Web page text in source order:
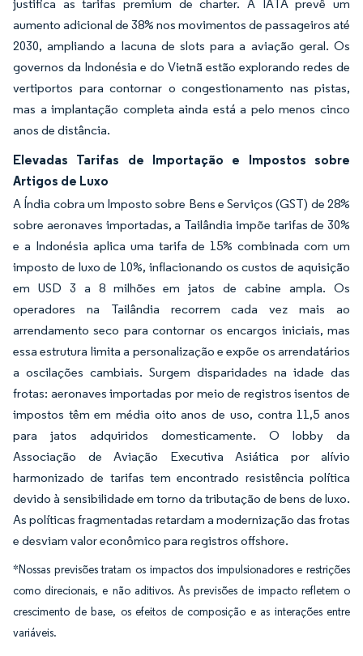
justifica as tarifas premium de charter. A IATA prevê um
aumento adicional de 38% nos movimentos de passageiros até
2030, ampliando a lacuna de slots para a aviação geral. Os
governos da Indonésia e do Vietnã estão explorando redes de
vertiportos para contornar o congestionamento nas pistas,
mas a implantação completa ainda está a pelo menos cinco
anos de distância.
Elevadas Tarifas de Importação e Impostos sobre
Artigos de Luxo
A Índia cobra um Imposto sobre Bens e Serviços (GST) de 28%
sobre aeronaves importadas, a Tailândia impõe tarifas de 30%
e a Indonésia aplica uma tarifa de 15% combinada com um
imposto de luxo de 10%, inflacionando os custos de aquisição
em USD 3 a 8 milhões em jatos de cabine ampla. Os
operadores na Tailândia recorrem cada vez mais ao
arrendamento seco para contornar os encargos iniciais, mas
essa estrutura limita a personalização e expõe os arrendatários
a oscilações cambiais. Surgem disparidades na idade das
frotas: aeronaves importadas por meio de registros isentos de
impostos têm em média oito anos de uso, contra 11,5 anos
para jatos adquiridos domesticamente. O lobby da
Associação de Aviação Executiva Asiática por alívio
harmonizado de tarifas tem encontrado resistência política
devido à sensibilidade em torno da tributação de bens de luxo.
As políticas fragmentadas retardam a modernização das frotas
e desviam valor econômico para registros offshore.
*Nossas previsões tratam os impactos dos impulsionadores e restrições
como direcionais, e não aditivos. As previsões de impacto refletem o
crescimento de base, os efeitos de composição e as interações entre
variáveis.